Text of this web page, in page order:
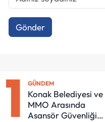
Gönder
1 GÜNDEM
Konak Belediyesi ve
MMO Arasında
Asansör Güvenliği